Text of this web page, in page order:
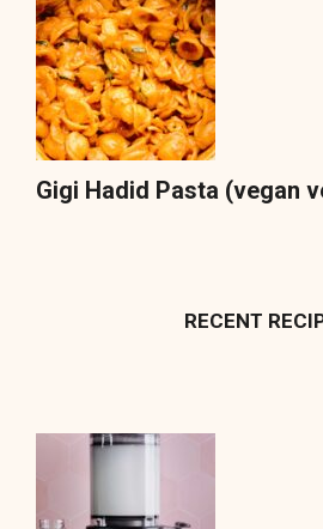
Gigi Hadid Pasta (vegan
RECENT